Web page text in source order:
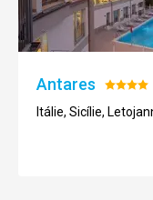
Pláže
Antares
4/5
Itálie, Sicílie,